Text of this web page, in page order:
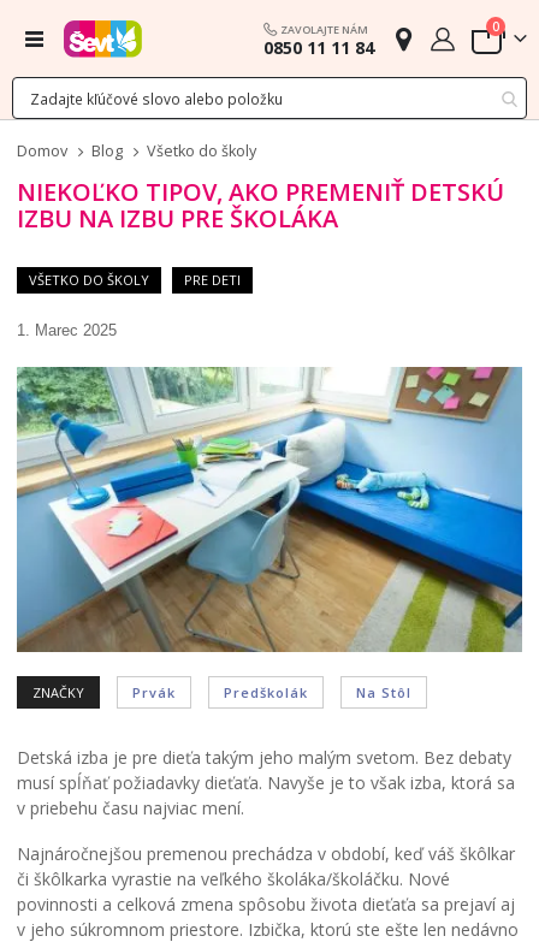
Menu ZAVOLAJTE NÁM
0850 11 11 84 Cart
0
Domov Blog Všetko do školy
NIEKOĽKO TIPOV, AKO PREMENIŤ DETSKÚ
IZBU NA IZBU PRE ŠKOLÁKA
VŠETKO DO ŠKOLY PRE DETI
1. Marec 2025
ZNAČKY Prvák Predškolák Na Stôl
Detská izba je pre dieťa takým jeho malým svetom. Bez debaty
musí spĺňať požiadavky dieťaťa. Navyše je to však izba, ktorá sa
v priebehu času najviac mení.
Najnáročnejšou premenou prechádza v období, keď váš škôlkar
či škôlkarka vyrastie na veľkého školáka/školáčku. Nové
povinnosti a celková zmena spôsobu života dieťaťa sa prejaví aj
v jeho súkromnom priestore. Izbička, ktorú ste ešte len nedávno